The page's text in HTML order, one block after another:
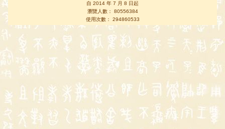
自 2014 年 7 月 8 日起
瀏覽人數： 80556384
使用次數： 294860533